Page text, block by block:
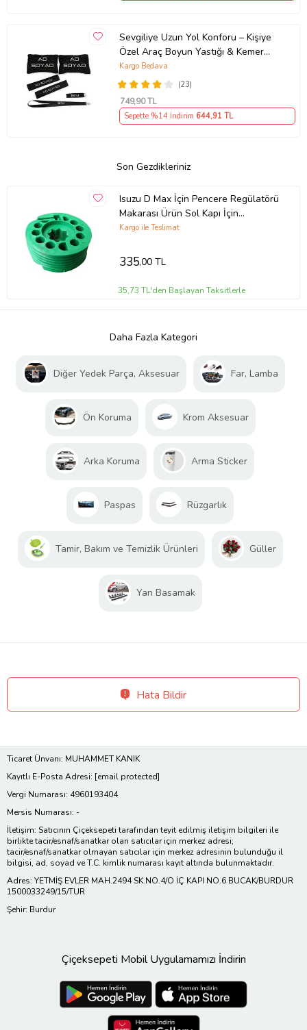
Sevgiliye Uzun Yol Konforu – Kişiye
Özel Araç Boyun Yastığı & Kemer
Pedi Hediye Seti
(23)
Kargo Bedava
749,90 TL
Sepette %14 İndirim 644,91 TL
Son Gezdikleriniz
Isuzu D Max İçin Pencere Regülatörü
Makarası Ürün Sol Kapı İçin
Uygundur
Kargo ile Teslimat
335,00 TL
35,73 TL'den Başlayan Taksitlerle
Daha Fazla Kategori
Diğer Yedek Parça, Aksesuar Far, Lamba
Ön Koruma Krom Aksesuar
Arka Koruma Arma Sticker
Paspas Rüzgarlık
Tamir, Bakım ve Temizlik Ürünleri Güller
Yan Basamak
Hata Bildir
Ticaret Ünvanı: MUHAMMET KANIK
Kayıtlı E-Posta Adresi: [email protected]
Vergi Numarası: 4960193404
Mersis Numarası: -
İletişim: Satıcının Çiçeksepeti tarafından teyit edilmiş iletişim bilgileri ile
birlikte tacir/esnaf/sanatkar olan satıcılar için merkez adresi;
tacir/esnaf/sanatkar olmayan satıcılar için merkez adresinin bulunduğu il
bilgisi, ad, soyad ve T.C. kimlik numarası kayıt altında bulunmaktadır.
Adres: YETMİŞ EVLER MAH.2494 SK.NO.4/O İÇ KAPI NO.6 BUCAK/BURDUR
1500033249/15/TUR
Şehir: Burdur
Çiçeksepeti Mobil Uygulamamızı İndirin